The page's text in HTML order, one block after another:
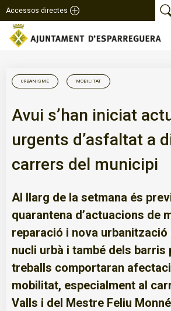
Accessos directes
URBANISME MOBILITAT
Avui s’han iniciat
urgents d’asfaltat a
carrers del municipi
Al llarg de la setmana és
quarantena d’actuacions de
reparació i nova
nucli urbà i també dels barris
treballs comportaran
mobilitat, especialment al
Valls i del Mestre Feliu